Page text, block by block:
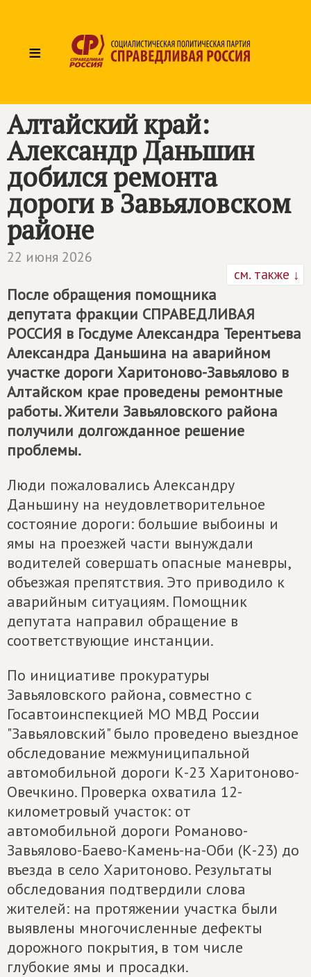
≡
Алтайский край:
Александр Даньшин
добился ремонта
дороги в Завьяловском
районе
22 июня 2026
см. также ↓
После обращения помощника
депутата фракции СПРАВЕДЛИВАЯ
РОССИЯ в Госдуме Александра Терентьева
Александра Даньшина на аварийном
участке дороги Харитоново-Завьялово в
Алтайском крае проведены ремонтные
работы. Жители Завьяловского района
получили долгожданное решение
проблемы.
Люди пожаловались Александру
Даньшину на неудовлетворительное
состояние дороги: большие выбоины и
ямы на проезжей части вынуждали
водителей совершать опасные маневры,
объезжая препятствия. Это приводило к
аварийным ситуациям. Помощник
депутата направил обращение в
соответствующие инстанции.
По инициативе прокуратуры
Завьяловского района, совместно с
Госавтоинспекцией МО МВД России
"Завьяловский" было проведено выездное
обследование межмуниципальной
автомобильной дороги К-23 Харитоново-
Овечкино. Проверка охватила 12-
километровый участок: от
автомобильной дороги Романово-
Завьялово-Баево-Камень-на-Оби (К-23) до
въезда в село Харитоново. Результаты
обследования подтвердили слова
жителей: на протяжении участка были
выявлены многочисленные дефекты
дорожного покрытия, в том числе
глубокие ямы и просадки.